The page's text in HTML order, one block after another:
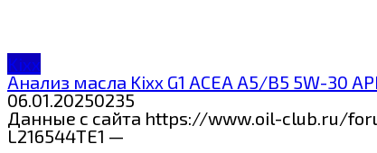
Kixx
Анализ масла Kixx G1 ACEA A5/B5 5W-30
06.01.20250235
Данные с сайта https://www.oil-club.ru/
L216544TE1 —